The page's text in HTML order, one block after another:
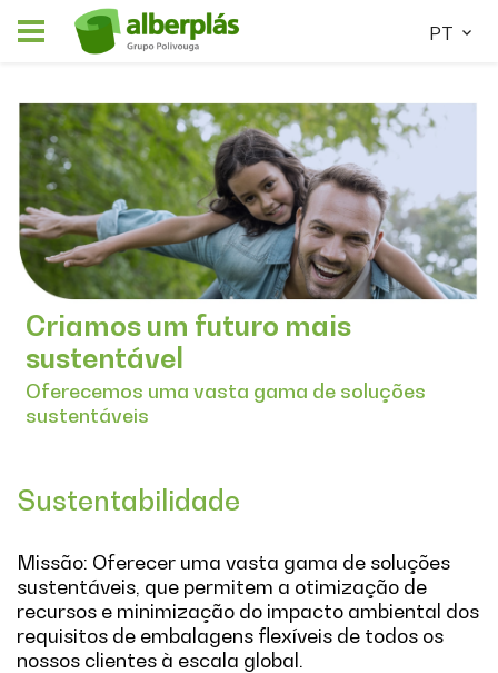
PT
Criamos um futuro mais
sustentável
Oferecemos uma vasta gama de soluções
sustentáveis
Sustentabilidade
Missão: Oferecer uma vasta gama de soluções
sustentáveis, que permitem a otimização de
recursos e minimização do impacto ambiental dos
requisitos de embalagens flexíveis de todos os
nossos clientes à escala global.